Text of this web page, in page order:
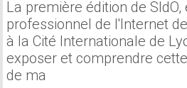
La première édition de
professionnel de l'Internet
à la Cité Internationale de
exposer et comprendre
de ma